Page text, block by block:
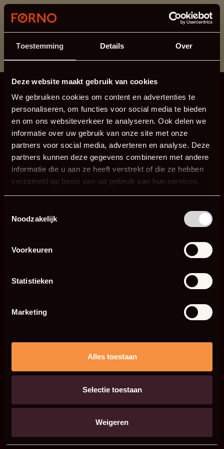
Toestemming Details Over
Deze website maakt gebruik van cookies
We gebruiken cookies om content en advertenties te
personaliseren, om functies voor social media te bieden
en om ons websiteverkeer te analyseren. Ook delen we
informatie over uw gebruik van onze site met onze
partners voor social media, adverteren en analyse. Deze
partners kunnen deze gegevens combineren met andere
informatie die u aan ze heeft verstrekt of die ze hebben
verzameld op basis van uw gebruik van hun services.
Noodzakelijk
Voorkeuren
Statistieken
Marketing
Alles toestaan
Selectie toestaan
Weigeren
Dieser Abschnitt wird derzeit gewartet.
Wenn Sie Informationen vermissen, können Sie uns
unter +31 413 395 294 anrufen oder uns unter